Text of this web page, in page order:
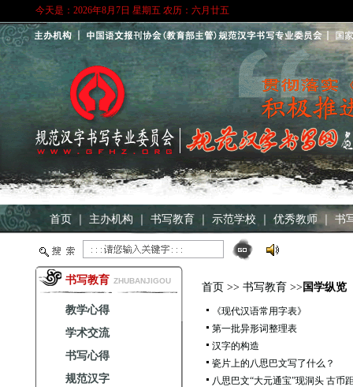
今天是：2026年8月7日 星期五 农历：六月廿五
首页 主办机构 书写教育 示范学校 优秀教师 书
书写教育 ZHUBANJIGOU
教学心得
学术交流
书写心得
规范汉字
首页 >> 书写教育 >>国学纵览
《现代汉语常用字表》
第一批异形词整理表
汉字的构造
瓷片上的八思巴文写了什么？
八思巴文“大元通宝”现洞头 古币